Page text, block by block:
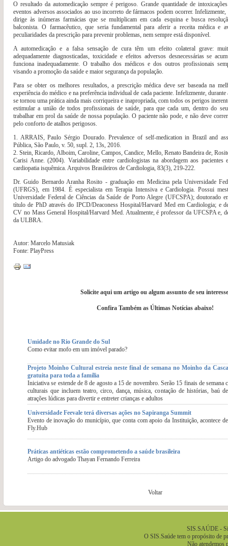
O resultado da automedicação sempre é perigoso. Grande quantidade de
eventos adversos associados ao uso incorreto de fármacos podem ocorrer.
dirige às inúmeras farmácias que se multiplicam em cada esquina e busca
balconista. O farmacêutico, que seria fundamental para aferir a receita médica e
peculiaridades da prescrição para prevenir problemas, nem sempre está disponível.
A automedicação e a falsa sensação de cura têm um efeito colateral grave:
adequadamente diagnosticadas, toxicidade e efeitos adversos desnecessárias se
funciona inadequadamente. O trabalho dos médicos e dos outros profissionais
visando a promoção da saúde e maior segurança da população.
Para se obter os melhores resultados, a prescrição médica deve ser baseada na
experiência do médico e na preferência individual de cada paciente. Infelizmente, durante
se tornou uma prática ainda mais corriqueira e inapropriada, com todos os perigos
estimular a união de todos profissionais de saúde, para que cada um, dentro do
trabalhar em prol da saúde de nossa população. O paciente não pode, e não deve
pelo conforto de atalhos perigosos.
1. ARRAIS, Paulo Sérgio Dourado. Prevalence of self-medication in Brazil and
Pública, São Paulo, v. 50, supl. 2, 13s, 2016.
2. Stein, Ricardo, Alboim, Caroline, Campos, Candice, Mello, Renato Bandeira de,
Carisi Anne. (2004). Variabilidade entre cardiologistas na abordagem aos pacientes
cardiopatia isquêmica. Arquivos Brasileiros de Cardiologia, 83(3), 219-222.
Dr. Guido Bernardo Aranha Rosito - graduação em Medicina pela Universidade
(UFRGS), em 1984. É especialista em Terapia Intensiva e Cardiologia. Possui
Universidade Federal de Ciências da Saúde de Porto Alegre (UFCSPA); doutorado
título de PhD através do IPCD/Deaconess Hospital/Harvard Med em Cardiologia; e
CV no Mass General Hospital/Harvard Med. Atualmente, é professor da UFCSPA e,
da ULBRA.
Autor: Marcelo Matusiak
Fonte: PlayPress
Solicite aqui um artigo ou algum assunto de seu
Confira Também as Últimas Notícias abaixo!
Umidade no Rio Grande do Sul
Como evitar mofo em um imóvel parado?
Projeto Moinho Cultural estreia neste final de semana no Moinho da
gratuita para toda a família
Iniciativa se estende de 8 de agosto a 15 de novembro. Serão 15 finais de semana
culturais que incluem teatro, circo, dança, música, contação de histórias, baú
atrações lúdicas para divertir e entreter crianças e adultos
Universidade Feevale terá diversas ações no Sapiranga Summit
Evento de inovação do município, que conta com apoio da Instituição, acontece
Fly.Hub
Práticas antiéticas estão comprometendo a saúde brasileira
Artigo do advogado Thayan Fernando Ferreira
Voltar
SIS.SAÚDE -
O SIS.Saúde tem o propósito de
Não atendemos